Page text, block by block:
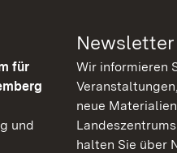
für
und
Newsletter
Wir informieren
neue
halten Sie über